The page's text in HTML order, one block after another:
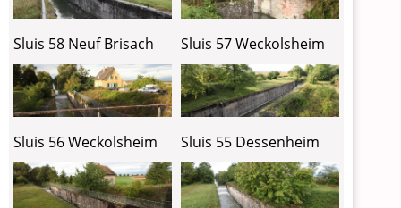
Sluis 58 Neuf Brisach Sluis 57 Weckolsheim
Sluis 56 Weckolsheim Sluis 55 Dessenheim